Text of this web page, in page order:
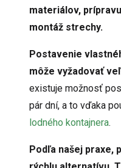
materiálov,
montáž strechy.
Postavenie
môže vyžadovať
existuje možnosť
pár dní, a to vďaka
lodného kontajnera.
Podľa našej praxe,